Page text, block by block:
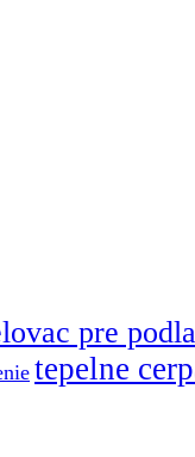
pre
tepelne